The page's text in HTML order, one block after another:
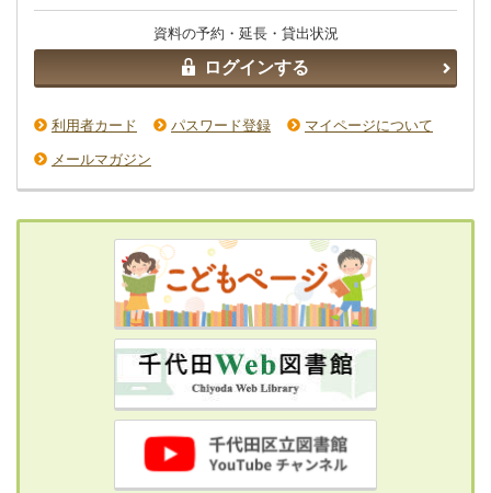
資料の予約・延長・貸出状況
ログインする
利用者カード パスワード登録
マイページについて
メールマガジン